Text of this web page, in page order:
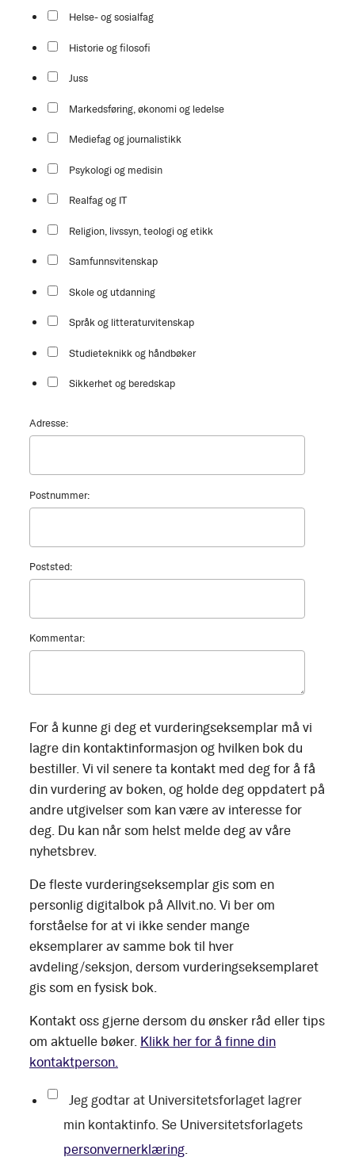
Helse- og sosialfag
Historie og filosofi
Juss
Markedsføring, økonomi og ledelse
Mediefag og journalistikk
Psykologi og medisin
Realfag og IT
Religion, livssyn, teologi og etikk
Samfunnsvitenskap
Skole og utdanning
Språk og litteraturvitenskap
Studieteknikk og håndbøker
Sikkerhet og beredskap
Adresse:
Postnummer:
Poststed:
Kommentar:
For å kunne gi deg et vurderingseksemplar må vi
lagre din kontaktinformasjon og hvilken bok du
bestiller. Vi vil senere ta kontakt med deg for å få
din vurdering av boken, og holde deg oppdatert på
andre utgivelser som kan være av interesse for
deg. Du kan når som helst melde deg av våre
nyhetsbrev.
De fleste vurderingseksemplar gis som en
personlig digitalbok på Allvit.no. Vi ber om
forståelse for at vi ikke sender mange
eksemplarer av samme bok til hver
avdeling/seksjon, dersom vurderingseksemplaret
gis som en fysisk bok.
Kontakt oss gjerne dersom du ønsker råd eller tips
om aktuelle bøker. Klikk her for å finne din
kontaktperson.
Jeg godtar at Universitetsforlaget lagrer
min kontaktinfo. Se Universitetsforlagets
personvernerklæring